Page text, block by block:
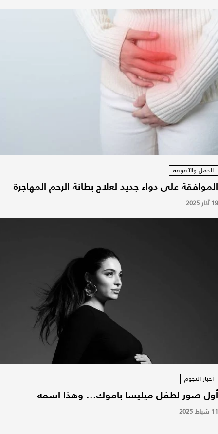
الحمل والآمومة
الموافقة على دواء جديد لعلاج بطانة الرحم المهاجرة
19 آذار 2025
أخبار النجوم
أول صور لطفل ميليسا باموك... وهذا اسمه
11 شباط 2025